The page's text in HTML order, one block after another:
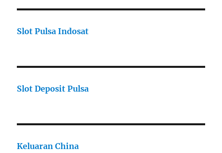
Slot Pulsa Indosat
Slot Deposit Pulsa
Keluaran China